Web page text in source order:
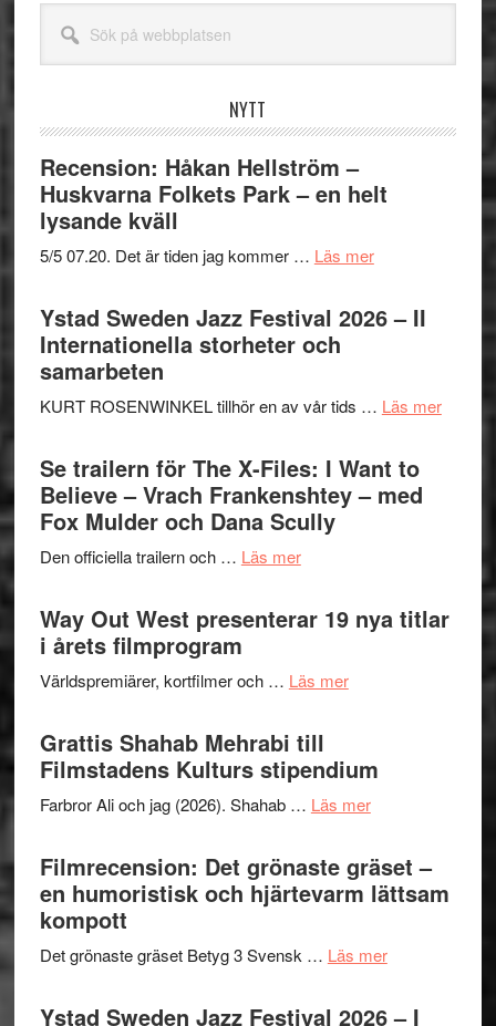
webbplatsen
NYTT
Recension: Håkan Hellström –
Huskvarna Folkets Park – en helt
lysande kväll
5/5 07.20. Det är tiden jag kommer … Läs merom
Håkan
Hellström
Folkets
–
en
Ystad Sweden Jazz Festival 2026 – II
Internationella storheter och
samarbeten
KURT ROSENWINKEL tillhör en av vår tids … Läs merom
Se trailern för The X-Files: I Want to
Believe – Vrach Frankenshtey – med
Fox Mulder och Dana Scully
Den officiella trailern och … Läs merom
trailern
för
X-
I
Want
to
Believe
Vrach
Frankenshtey
med
Mulder
Way Out West presenterar 19 nya titlar
i årets filmprogram
Världspremiärer, kortfilmer och … Läs merom
presenterar
19
titlar
i
Grattis Shahab Mehrabi till
Filmstadens Kulturs stipendium
Farbror Ali och jag (2026). Shahab … Läs merom
Shahab
Mehrabi
till
Kulturs
Filmrecension: Det grönaste gräset –
en humoristisk och hjärtevarm lättsam
kompott
Det grönaste gräset Betyg 3 Svensk … Läs merom
Det
Ystad Sweden Jazz Festival 2026 – I